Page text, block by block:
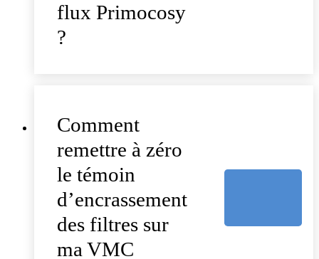
flux Primocosy
?
Comment
remettre à zéro
le témoin
d’encrassement
des filtres sur
ma VMC